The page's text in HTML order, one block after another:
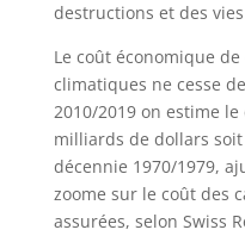
destructions et des
Le coût économique
climatiques ne cesse
2010/2019 on estime
milliards de dollars
décennie 1970/1979,
zoome sur le coût des
assurées, selon Swiss